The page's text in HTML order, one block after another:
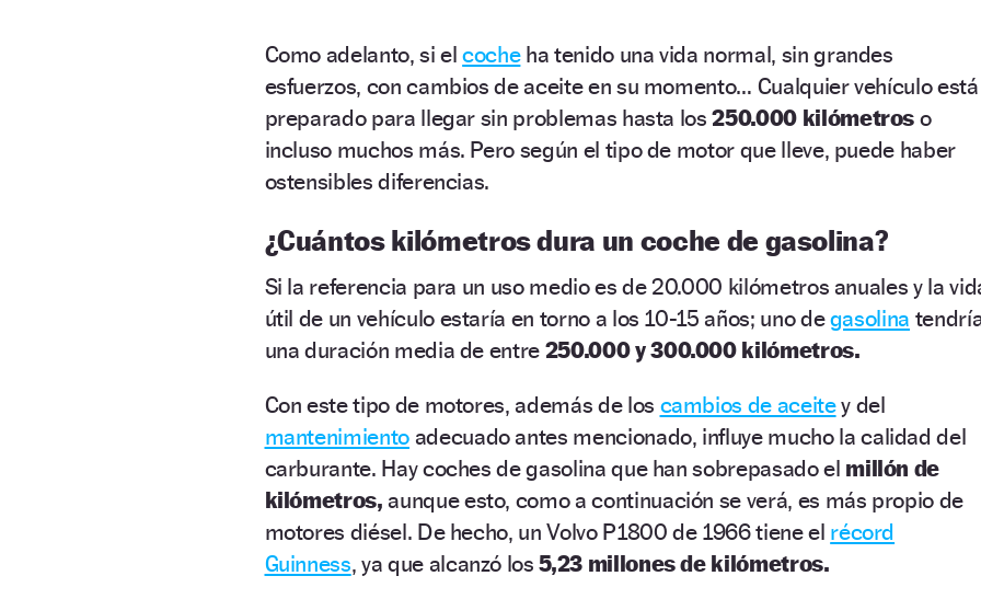
Como adelanto, si elcocheha tenido una vida normal, sin grandes
esfuerzos, con cambios de aceite en su momento… Cualquier vehículo está
preparado para llegar sin problemas hasta los 250.000 kilómetros o
incluso muchos más. Pero según el tipo de motor que lleve, puede haber
ostensibles diferencias.
¿Cuántos kilómetros dura un coche de gasolina?
Si la referencia para un uso medio es de 20.000 kilómetros anuales y la
útil de un vehículo estaría en torno a los 10-15 años; uno degasolina
una duración media de entre 250.000 y 300.000 kilómetros.
Con este tipo de motores, además de los cambios de aceitey del
mantenimientoadecuado antes mencionado, influye mucho la calidad del
carburante. Hay coches de gasolina que han sobrepasado el millón de
kilómetros,aunque esto, como a continuación se verá, es más propio de
motores diésel. De hecho, un Volvo P1800 de 1966 tiene el récord
Guinness, ya que alcanzó los5,23 millones de kilómetros.